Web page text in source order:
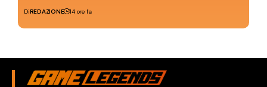
DiREDAZIONE 14 ore fa